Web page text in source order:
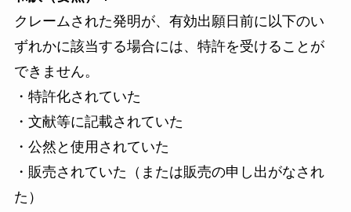
クレームされた発明が、有効出願日前に以下のい
ずれかに該当する場合には、特許を受けることが
できません。
・特許化されていた
・文献等に記載されていた
・公然と使用されていた
・販売されていた（または販売の申し出がなされ
た）